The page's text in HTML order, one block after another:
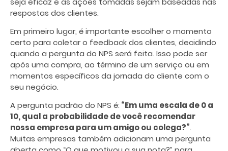
respostas dos clientes.
Em primeiro lugar, é importante escolher o momento
certo para coletar o feedback dos clientes, decidindo
quando a pergunta do NPS será feita. Isso pode ser
após uma compra, ao término de um serviço ou em
momentos específicos da jornada do cliente com o
seu negócio.
A pergunta padrão do NPS é: “Em uma escala de 0 a
10, qual a probabilidade de você recomendar
nossa empresa para um amigo ou colega?”.
Muitas empresas também adicionam uma pergunta